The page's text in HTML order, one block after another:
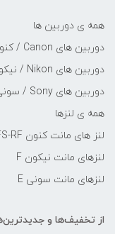
همه ی دوربین ها
دوربین های Canon / کنون
دوربین های Nikon / نیکون
دوربین های Sony / سونی
همه ی لنزها
لنز های مانت کنون EF-EFS-RF
لنزهای مانت نیکون F
لنزهای مانت سونی E
از تخفیف‌ها و